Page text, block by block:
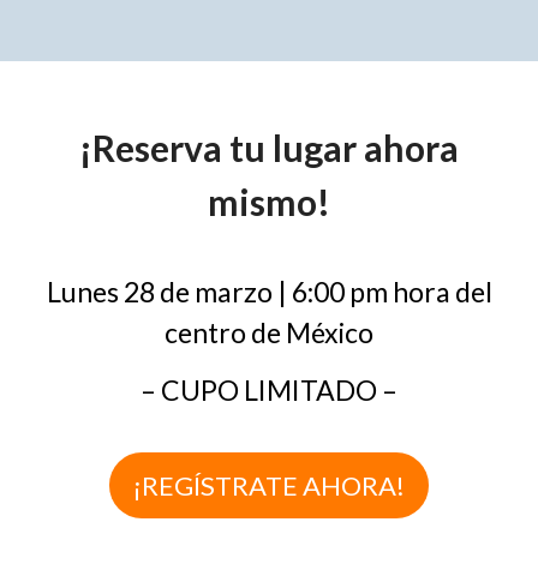
¡Reserva tu lugar ahora
mismo!
Lunes 28 de marzo | 6:00 pm hora del
centro de México
– CUPO LIMITADO –
¡REGÍSTRATE AHORA!